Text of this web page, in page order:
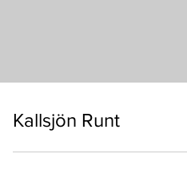
Kallsjön Runt